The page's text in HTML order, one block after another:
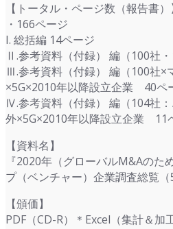
【トータル・ページ数（報告書）
・166ページ
I. 総括編 14ページ
Ⅱ.参考資料（付録） 編（100社
Ⅲ.参考資料（付録） 編（100社×
×5G×2010年以降設立企業 40ペ
Ⅳ.参考資料（付録） 編（104社
外×5G×2010年以降設立企業 11
【資料名】
『2020年（グローバルM&Aのた
プ（ベンチャー）企業調査総覧（
【頒価】
PDF（CD-R）＊Excel（集計＆加